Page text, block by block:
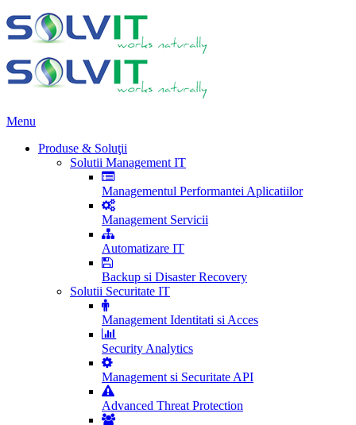
Menu
Produse & Soluţii
Solutii Management IT
Managementul Performantei Aplicatiilor
Management Servicii
Automatizare IT
Backup si Disaster Recovery
Solutii Securitate IT
Management Identitati si Acces
Security Analytics
Management si Securitate API
Advanced Threat Protection